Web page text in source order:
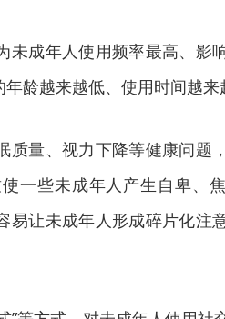
成年人使用频率最高、影
龄越来越低、使用时间越来
量、视力下降等健康问题
一些未成年人产生自卑、
易让未成年人形成碎片化注